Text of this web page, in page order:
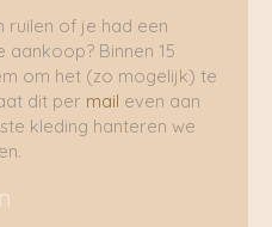
ruilen of je had een
Binnen 15
om het (zo mogelijk) te
dit per mail even aan
kleding hanteren we